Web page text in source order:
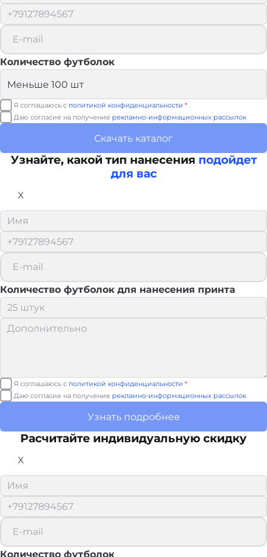
Количество футболок
Я соглашаюсь с политикой конфиденциальности *
Даю согласие на получение рекламно-информационных рассылок
Скачать каталог
Узнайте, какой тип нанесения подойдет
для вас
X
Количество футболок для нанесения принта
Я соглашаюсь с политикой конфиденциальности *
Даю согласие на получение рекламно-информационных рассылок
Узнать подробнее
Расчитайте индивидуальную скидку
X
Количество футболок